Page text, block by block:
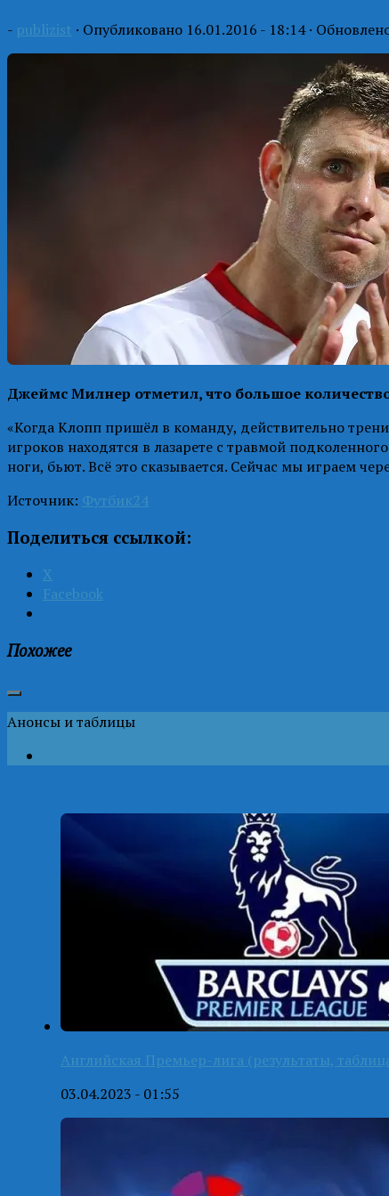
- publizist · Опубликовано 16.01.2016 - 18:14·
Джеймс Милнер отметил, что большое
«Когда Клопп пришёл в команду, действительно
игроков находятся в лазарете с травмой
ноги, бьют. Всё это сказывается. Сейчас мы играем
Источник: Футбик24
Поделиться ссылкой:
X
Facebook
Похожее
Анонсы и таблицы
Английская Премьер-лига (результаты,
03.04.2023 - 01:55